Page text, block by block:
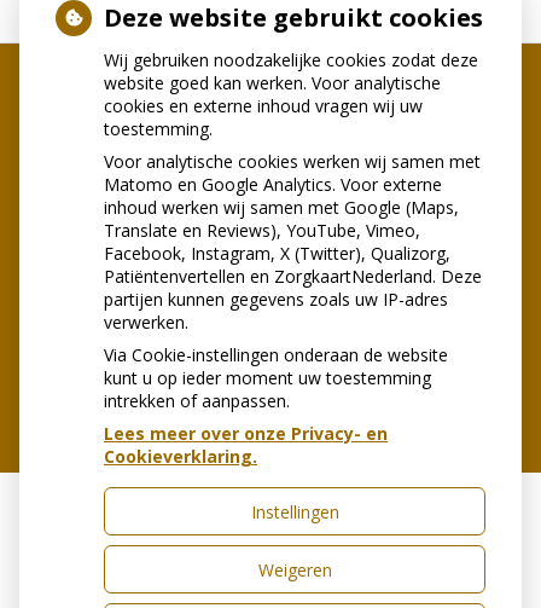
U heeft geen toestemming gegeven
voorexterne inhouddie nodig is om
dit te zien.
Cookie-instellingen wijzigen
Uw Zorg Online|Beheer
Deze website gebruikt cookies
Wij gebruiken noodzakelijke cookies zodat deze
website goed kan werken. Voor analytische
cookies en externe inhoud vragen wij uw
toestemming.
Voor analytische cookies werken wij samen met
Matomo en Google Analytics. Voor externe
inhoud werken wij samen met Google (Maps,
Translate en Reviews), YouTube, Vimeo,
Facebook, Instagram, X (Twitter), Qualizorg,
Patiëntenvertellen en ZorgkaartNederland. Deze
partijen kunnen gegevens zoals uw IP-adres
verwerken.
Via Cookie-instellingen onderaan de website
kunt u op ieder moment uw toestemming
intrekken of aanpassen.
Lees meer over onze Privacy- en
Cookieverklaring.
Instellingen
Weigeren